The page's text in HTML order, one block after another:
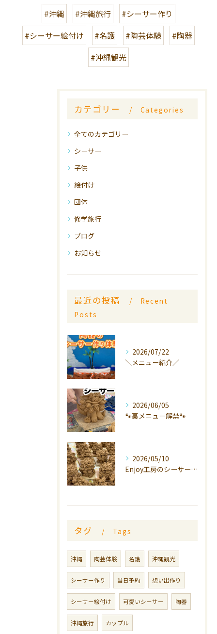
#沖縄 #沖縄旅行
#シーサー作り
#シーサー絵付け
#名護 #陶芸体験
#陶器
#沖縄観光
カテゴリー Categories
全てのカテゴリー
シーサー
子供
絵付け
団体
修学旅行
ブログ
お知らせ
最近の投稿
Recent
Posts
2026/07/22
＼メニュー紹介／
2026/06/05
🐾裏メニュー解禁🐾
2026/05/10
Enjoy工房のシーサーは、
タグ Tags
沖縄 陶芸体験 名護 沖縄観光
シーサー作り 当日予約 想い出作り
シーサー絵付け 可愛いシーサー 陶器
沖縄旅行 カップル